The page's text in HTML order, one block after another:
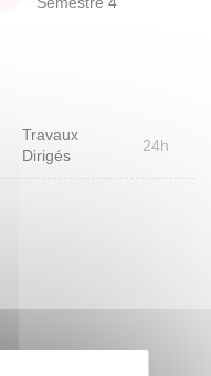
Travaux
Dirigés
24h